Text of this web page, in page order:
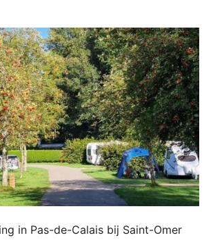
in Pas-de-Calais bij Saint-Omer